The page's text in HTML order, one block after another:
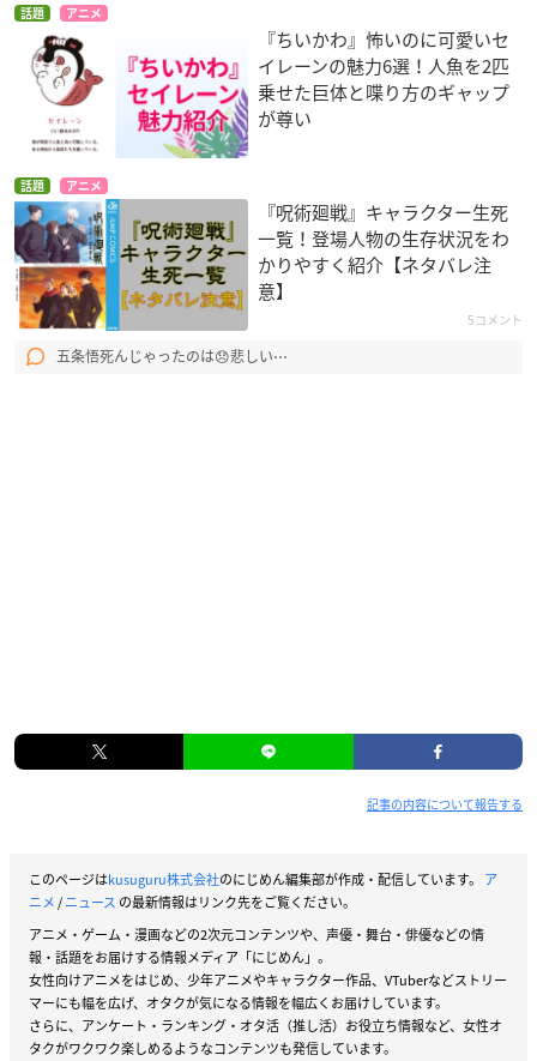
話題 アニメ
『ちいかわ』怖いのに可愛いセ
イレーンの魅力6選！人魚を2匹
乗せた巨体と喋り方のギャップ
が尊い
話題 アニメ
『呪術廻戦』キャラクター生死
一覧！登場人物の生存状況をわ
かりやすく紹介【ネタバレ注
意】
5コメント
五条悟死んじゃったのは😞悲しい⋯
記事の内容について報告する
このページはkusuguru株式会社のにじめん編集部が作成・配信しています。 ア
ニメ/ニュース の最新情報はリンク先をご覧ください。
アニメ・ゲーム・漫画などの2次元コンテンツや、声優・舞台・俳優などの情
報・話題をお届けする情報メディア「にじめん」。
女性向けアニメをはじめ、少年アニメやキャラクター作品、VTuberなどストリー
マーにも幅を広げ、オタクが気になる情報を幅広くお届けしています。
さらに、アンケート・ランキング・オタ活（推し活）お役立ち情報など、女性オ
タクがワクワク楽しめるようなコンテンツも発信しています。